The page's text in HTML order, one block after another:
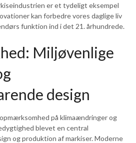
er et tydeligt eksempel
kan forbedre vores daglige liv
funktion ind i det 21. århundrede.
Miljøvenlige
design
på klimaændringer og
blevet en central
og produktion af markiser. Moderne